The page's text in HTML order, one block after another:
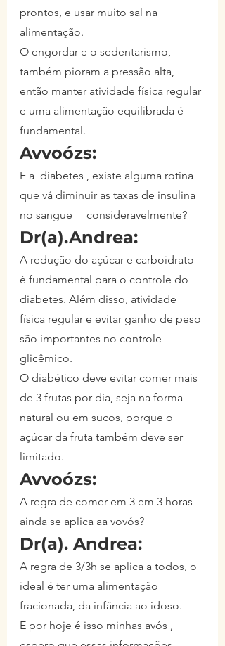
prontos, e usar muito sal na
alimentação.
O engordar e o sedentarismo,
também pioram a pressão alta,
então manter atividade física regular
e uma alimentação equilibrada é
fundamental.
Avvoózs:
E a  diabetes , existe alguma rotina
que vá diminuir as taxas de insulina
no sangue     consideravelmente?
Dr(a).Andrea:
A redução do açúcar e carboidrato
é fundamental para o controle do
diabetes. Além disso, atividade
física regular e evitar ganho de peso
são importantes no controle
glicêmico.
O diabético deve evitar comer mais
de 3 frutas por dia, seja na forma
natural ou em sucos, porque o
açúcar da fruta também deve ser
limitado.
Avvoózs:
A regra de comer em 3 em 3 horas
ainda se aplica aa vovós?
Dr(a). Andrea:
A regra de 3/3h se aplica a todos, o
ideal é ter uma alimentação
fracionada, da infância ao idoso.
E por hoje é isso minhas avós ,